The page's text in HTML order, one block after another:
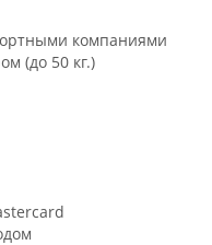
компаниями
(до 50 кг.)